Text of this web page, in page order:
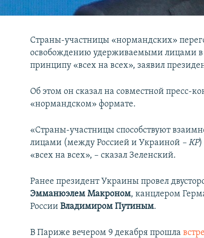
Страны-участницы «нормандских»
освобождению удерживаемыми лицами в
принципу «всех на всех», заявил
Об этом он сказал на совместной пресс-
«нормандском» формате.
«Страны-участницы способствуют
лицами (между Россией и Украиной – КР)
«всех на всех», – сказал Зеленский.
Ранее президент Украины провел
Эмманюэлем Макроном, канцлером
РоссииВладимиром Путиным.
В Париже вечером 9 декабря прошла